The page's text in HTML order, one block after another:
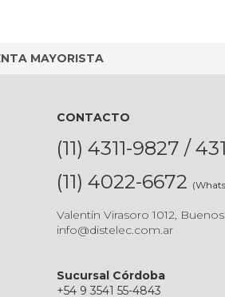
MAYORISTA
CONTACTO
(11) 4311-9827 /
(11) 4022-6672
Valentín Virasoro 1012,
info@distelec.com.ar
Sucursal Córdoba
+54 9 3541 55-4843